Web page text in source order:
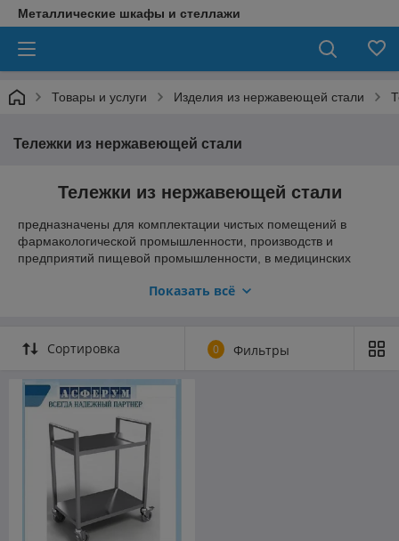
Металлические шкафы и стеллажи
Товары и услуги Изделия из нержавеющей стали
Тележки из нержавеющей стали
Тележки из нержавеющей стали
предназначены для комплектации чистых помещений в
фармакологической промышленности, производств и
предприятий пищевой промышленности, в медицинских
Показать всё
Сортировка 0 Фильтры